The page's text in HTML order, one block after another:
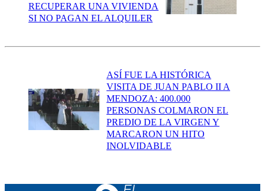
RECUPERAR UNA VIVIENDA
SI NO PAGAN EL ALQUILER
ASÍ FUE LA HISTÓRICA
VISITA DE JUAN PABLO II A
MENDOZA: 400.000
PERSONAS COLMARON EL
PREDIO DE LA VIRGEN Y
MARCARON UN HITO
INOLVIDABLE